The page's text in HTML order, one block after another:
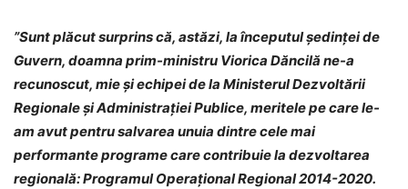
”Sunt plăcut surprins că, astăzi, la începutul şedinței de
Guvern, doamna prim-ministru Viorica Dăncilă ne-a
recunoscut, mie şi echipei de la Ministerul Dezvoltării
Regionale şi Administraţiei Publice, meritele pe care le-
am avut pentru salvarea unuia dintre cele mai
performante programe care contribuie la dezvoltarea
regională: Programul Operaţional Regional 2014-2020.